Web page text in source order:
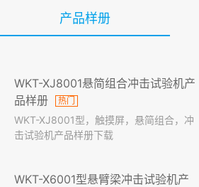
产品样册
WKT-XJ8001悬简组合冲击试验机产
品样册
热门
WKT-XJ8001型，触摸屏，悬简组合，冲
击试验机产品样册下载
WKT-X6001型悬臂梁冲击试验机产